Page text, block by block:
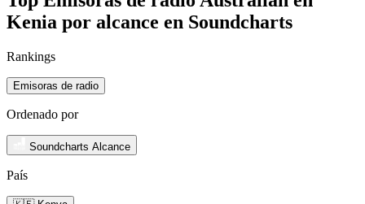
Kenia por alcance en Soundcharts
Rankings
Emisoras de radio
Ordenado por
Soundcharts Alcance
País